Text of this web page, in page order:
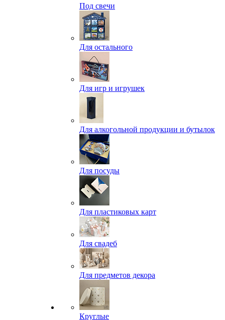
Под свечи
Для остального
Для игр и игрушек
Для алкогольной продукции и бутылок
Для посуды
Для пластиковых карт
Для свадеб
Для предметов декора
Круглые